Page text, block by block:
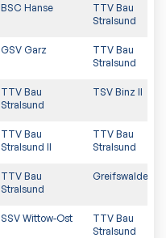
BSC Hanse
TTV Bau
Stralsund
GSV Garz
TTV Bau
Stralsund
TTV Bau
Stralsund
TSV Binz II
TTV Bau
Stralsund II
TTV Bau
Stralsund
TTV Bau
Stralsund
Greifswalder
SSV Wittow-Ost
TTV Bau
Stralsund